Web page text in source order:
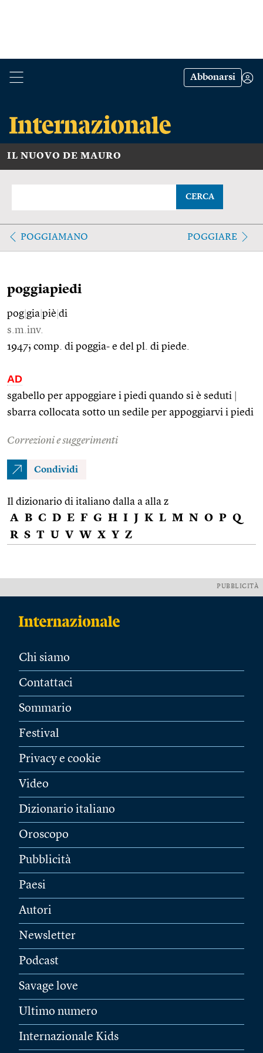
Abbonarsi
IL NUOVO DE MAURO
CERCA
POGGIAMANO POGGIARE
poggiapiedi
pog gia piè di
s.m.inv.
1947; comp. di poggia- e del pl. di piede.
AD
sgabello per appoggiare i piedi quando si è seduti
sbarra collocata sotto un sedile per appoggiarvi i piedi
Correzioni e suggerimenti
Condividi
Il dizionario di italiano dalla a alla z
A B C D E F G H I J K L M N O P Q
R S T U V W X Y Z
PUBBLICITÀ
Chi siamo
Contattaci
Sommario
Festival
Privacy e cookie
Video
Dizionario italiano
Oroscopo
Pubblicità
Paesi
Autori
Newsletter
Podcast
Savage love
Ultimo numero
Internazionale Kids